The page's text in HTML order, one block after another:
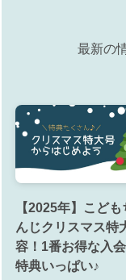
最新の
【2025年】こど
んじクリスマス特
容！1番お得な入会
特典いっぱい♪